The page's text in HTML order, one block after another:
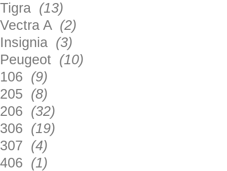
Tigra (13)
Vectra A (2)
Insignia (3)
Peugeot (10)
106 (9)
205 (8)
206 (32)
306 (19)
307 (4)
406 (1)